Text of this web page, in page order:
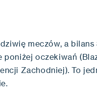
meczów, a
oczekiwań
Zachodniej). To